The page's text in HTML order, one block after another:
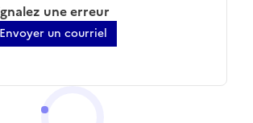
une erreur
Envoyer un courriel